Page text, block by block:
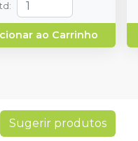
:
ao Carrinho
Sugerir produtos